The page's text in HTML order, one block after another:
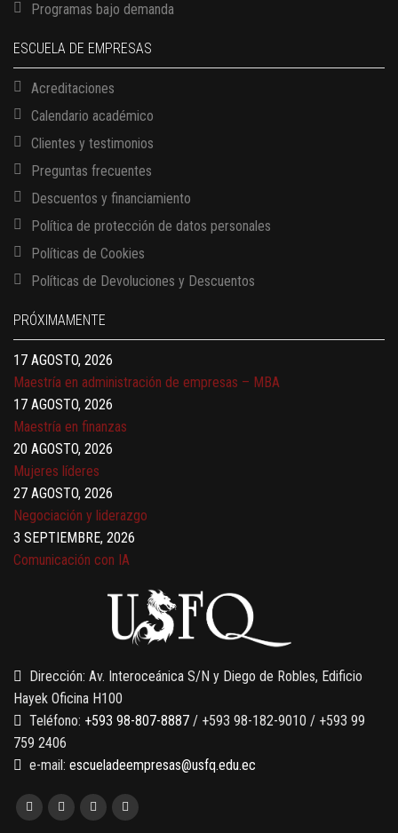
Programas bajo demanda
ESCUELA DE EMPRESAS
Acreditaciones
Calendario académico
Clientes y testimonios
Preguntas frecuentes
Descuentos y financiamiento
Política de protección de datos personales
Políticas de Cookies
Políticas de Devoluciones y Descuentos
PRÓXIMAMENTE
Finanzas para no financieros
17 AGOSTO, 2026
17 AGOSTO, 2026
Maestría en administración de empresas – MBA
17 AGOSTO, 2026
Maestría en finanzas
20 AGOSTO, 2026
Mujeres líderes
27 AGOSTO, 2026
Negociación y liderazgo
3 SEPTIEMBRE, 2026
Comunicación con IA
Gobernanza de datos
Finanzas para no financieros
Dirección: Av. Interoceánica S/N y Diego de Robles, Edificio
Hayek Oficina H100
Teléfono: +593 98-807-8887 / +593 98-182-9010 / +593 99
759 2406
e-mail: escueladeempresas@usfq.edu.ec